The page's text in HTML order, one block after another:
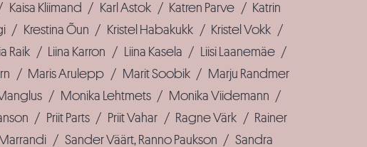
Kaisa Kliimand / Karl Astok / Katren Parve / Katrin
/ Krestina Õun / Kristel Habakukk / Kristel Vokk
/
Raik / Liina Karron / Liina Kasela / Liisi Laanemäe /
/ Maris Arulepp / Marit Soobik /
Marju Randmer
/ Monika Lehtmets / Monika Viidemann
/
/ Priit Parts / Priit Vahar / Ragne Värk / Rainer
/ Sander Väärt, Ranno Paukson / Sandra